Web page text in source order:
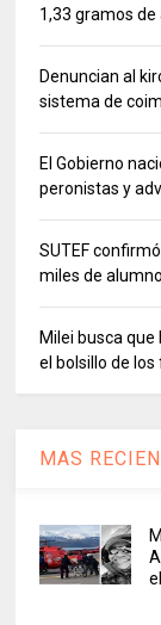
1,33 gramos
Denuncian al
sistema de
El Gobierno
peronistas y
SUTEF
miles de
Milei busca
el bolsillo de
MAS